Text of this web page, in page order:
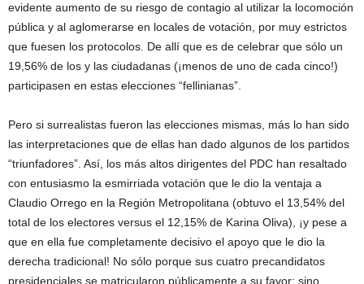
evidente aumento de su riesgo de contagio al utilizar la locomoción
pública y al aglomerarse en locales de votación, por muy estrictos
que fuesen los protocolos. De allí que es de celebrar que sólo un
19,56% de los y las ciudadanas (¡menos de uno de cada cinco!)
participasen en estas elecciones “fellinianas”.
Pero si surrealistas fueron las elecciones mismas, más lo han sido
las interpretaciones que de ellas han dado algunos de los partidos
“triunfadores”. Así, los más altos dirigentes del PDC han resaltado
con entusiasmo la esmirriada votación que le dio la ventaja a
Claudio Orrego en la Región Metropolitana (obtuvo el 13,54% del
total de los electores versus el 12,15% de Karina Oliva), ¡y pese a
que en ella fue completamente decisivo el apoyo que le dio la
derecha tradicional! No sólo porque sus cuatro precandidatos
presidenciales se matricularon públicamente a su favor; sino